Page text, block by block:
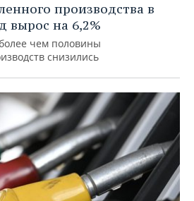
производства в
вырос на 6,2%
чем половины
снизились